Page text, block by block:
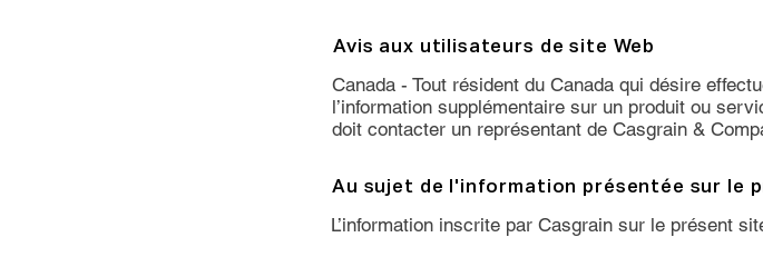
Avis aux utilisateurs de site Web
Canada - Tout résident du Canada qui désire
l’information supplémentaire sur un produit ou
doit contacter un représentant de Casgrain &
Au sujet de l'information présentée sur le
L’information inscrite par Casgrain sur le présent